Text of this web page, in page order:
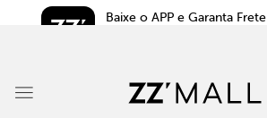
Baixe o APP e Garanta Frete